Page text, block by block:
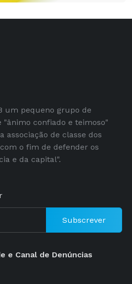
um pequeno grupo de
"ânimo confiado e teimoso"
de classe dos
o fim de defender os
e da capital".
Subscrever
e Canal de Denúncias